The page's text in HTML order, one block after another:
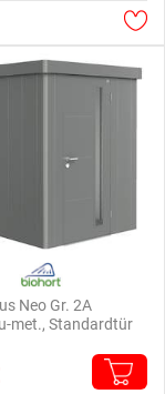
Neo Gr. 2A
met., Standardtür